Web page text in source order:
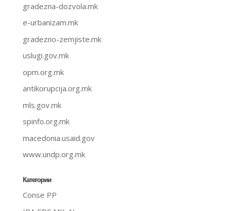
gradezna-dozvola.mk
e-urbanizam.mk
gradezno-zemjiste.mk
uslugi.gov.mk
opm.org.mk
antikorupcija.org.mk
mls.gov.mk
spinfo.org.mk
macedonia.usaid.gov
www.undp.org.mk
Категории
Conse PP